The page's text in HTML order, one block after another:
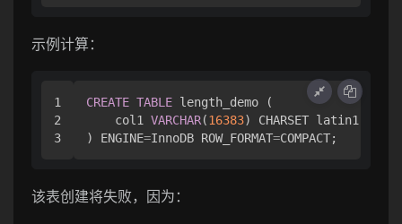
示例计算：
1
2
CREATE TABLE length_demo (
    col1
VARCHAR(16383) CHARSET latin1
) ENGINE=InnoDB ROW_FORMAT=
该表创建将失败，因为：